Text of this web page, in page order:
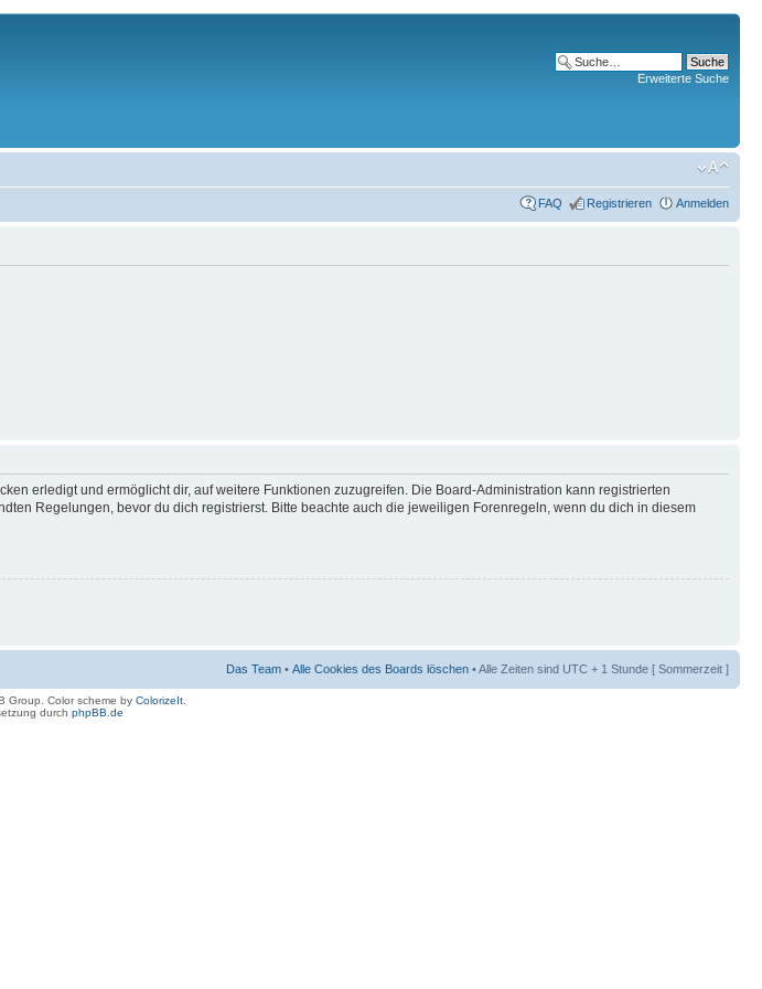
Erweiterte Suche
FAQ Registrieren Anmelden
erledigt und ermöglicht dir, auf weitere Funktionen zuzugreifen. Die Board-Administration kann registrierten
Regelungen, bevor du dich registrierst. Bitte beachte auch die jeweiligen Forenregeln, wenn du dich in diesem
Das Team • Alle Cookies des Boards löschen • Alle Zeiten sind UTC + 1 Stunde [ Sommerzeit ]
Group. Color scheme by ColorizeIt.
durch phpBB.de